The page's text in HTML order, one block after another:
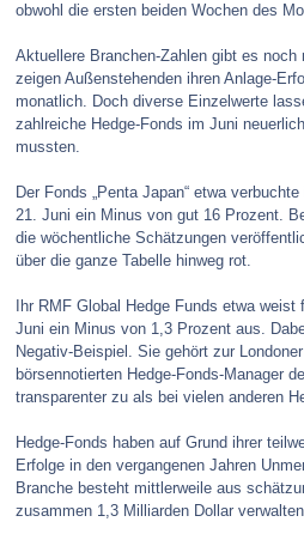
obwohl die ersten beiden Wochen des
Aktuellere Branchen-Zahlen gibt es noch
zeigen Außenstehenden ihren Anlage-
monatlich. Doch diverse Einzelwerte
zahlreiche Hedge-Fonds im Juni
mussten.
Der Fonds „Penta Japan“ etwa
21. Juni ein Minus von gut 16 Prozent.
die wöchentliche Schätzungen
über die ganze Tabelle hinweg rot.
Ihr RMF Global Hedge Funds etwa
Juni ein Minus von 1,3 Prozent aus.
Negativ-Beispiel. Sie gehört zur
börsennotierten Hedge-Fonds-Manager
transparenter zu als bei vielen anderen
Hedge-Fonds haben auf Grund ihrer
Erfolge in den vergangenen Jahren
Branche besteht mittlerweile aus
zusammen 1,3 Milliarden Dollar